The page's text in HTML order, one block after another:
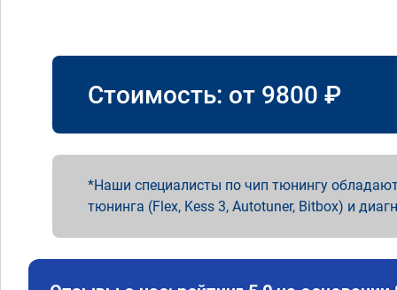
Стоимость: от 9800 ₽
Наши специалисты по чип тюнингу
тюнинга (Flex, Kess 3, Autotuner, Bitbox) и